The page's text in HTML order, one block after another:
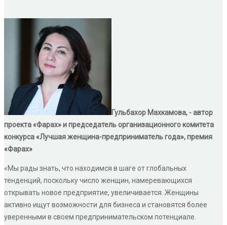
Гульбахор Махкамова, - автор
проекта «Фарах» и председатель организационного комитета
конкурса «Лучшая женщина-предприниматель года», премия
«Фарах»
«Мы рады знать, что находимся в шаге от глобальных
тенденций, поскольку число женщин, намеревающихся
открывать новое предприятие, увеличивается. Женщины
активно ищут возможности для бизнеса и становятся более
уверенными в своем предпринимательском потенциале.